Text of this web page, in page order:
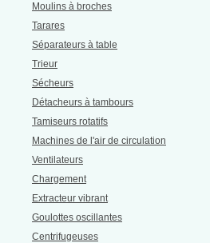
Moulins à broches
Tarares
Séparateurs à table
Trieur
Sécheurs
Détacheurs à tambours
Tamiseurs rotatifs
Machines de l'air de circulation
Ventilateurs
Chargement
Extracteur vibrant
Goulottes oscillantes
Centrifugeuses